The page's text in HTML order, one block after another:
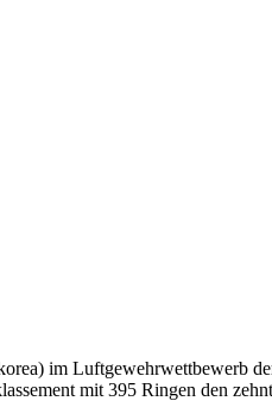
im Luftgewehrwettbewerb
mit 395 Ringen den